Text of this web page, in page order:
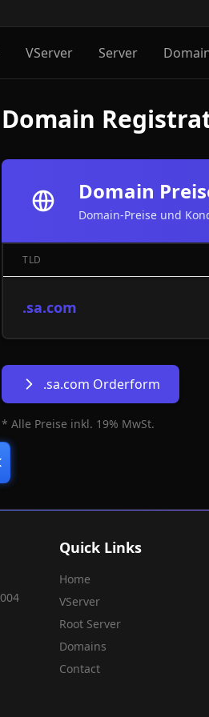
VServer Server
Domain
Domain
Domain-Preise und
TLD
.sa.com
.sa.com Orderform
* Alle Preise inkl. 19% MwSt.
Quick Links
Home
VServer
Root Server
Domains
Contact